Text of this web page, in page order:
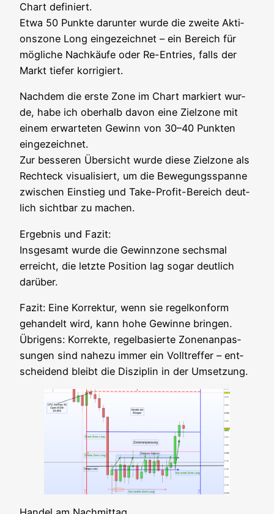
Chart defi­niert.
Etwa 50 Punk­te dar­un­ter wur­de die zwei­te Akti­
ons­zo­ne Long ein­ge­zeich­net – ein Bereich für
mög­li­che Nach­käu­fe oder Re-Ent­ries, falls der
Markt tie­fer korrigiert.
Nach­dem die ers­te Zone im Chart mar­kiert wur­
de, habe ich ober­halb davon eine Ziel­zo­ne mit
einem erwar­te­ten Gewinn von 30–40 Punk­ten
ein­ge­zeich­net.
Zur bes­se­ren Über­sicht wur­de die­se Ziel­zo­ne als
Recht­eck visua­li­siert, um die Bewe­gungs­span­ne
zwi­schen Ein­stieg und Take-Pro­fit-Bereich deut­
lich sicht­bar zu machen.
Ergeb­nis und Fazit:
Ins­ge­samt wur­de die Gewinn­zo­ne sechs­mal
erreicht, die letz­te Posi­ti­on lag sogar deut­lich
darüber.
Fazit: Eine Kor­rek­tur, wenn sie regel­kon­form
gehan­delt wird, kann hohe Gewin­ne brin­gen.
Übri­gens: Kor­rek­te, regel­ba­sier­te Zonen­an­pas­
sun­gen sind nahe­zu immer ein Voll­tref­fer – ent­
schei­dend bleibt die Dis­zi­plin in der Umsetzung.